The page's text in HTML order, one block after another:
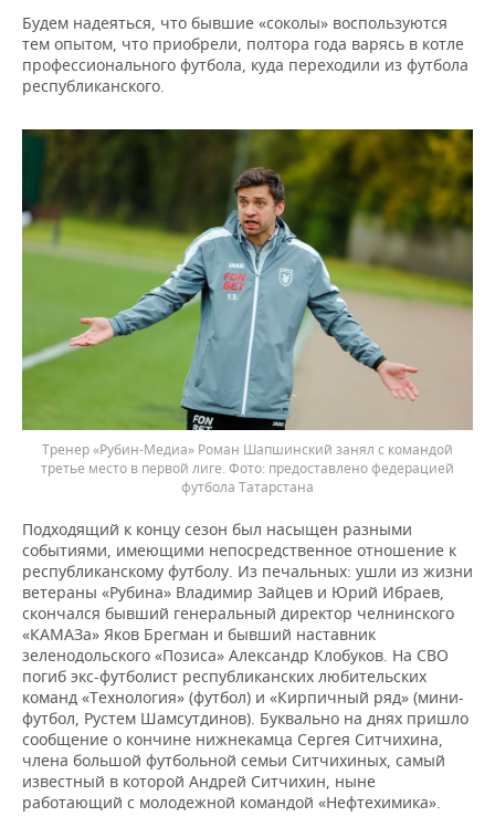
Будем надеяться, что бывшие «соколы» воспользуются
тем опытом, что приобрели, полтора года варясь в котле
профессионального футбола, куда переходили из футбола
республиканского.
Тренер «Рубин-Медиа» Роман Шапшинский занял с командой
третье место в первой лиге.
предоставлено федерацией
футбола Татарстана
Подходящий к концу сезон был насыщен разными
событиями, имеющими непосредственное отношение к
республиканскому футболу. Из печальных: ушли из жизни
ветераны «Рубина» Владимир Зайцев и Юрий Ибраев,
скончался бывший генеральный директор челнинского
«КАМАЗа» Яков Брегман и бывший наставник
зеленодольского «Позиса» Александр Клобуков. На СВО
погиб экс-футболист республиканских любительских
команд «Технология» (футбол) и «Кирпичный ряд» (мини-
футбол, Рустем Шамсутдинов). Буквально на днях пришло
сообщение о кончине нижнекамца Сергея Ситчихина,
члена большой футбольной семьи Ситчихиных, самый
известный в которой Андрей Ситчихин, ныне
работающий с молодежной командой «Нефтехимика».